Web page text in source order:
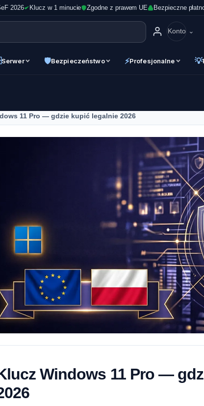
2026 Klucz w 1 minucie Zgodne z prawem UE Bezpieczne
Konto
Serwer 🛡Bezpieczeństwo ⚡Profesjonalne 💡
11 Pro — gdzie kupić legalnie 2026
Windows 11 Pro —